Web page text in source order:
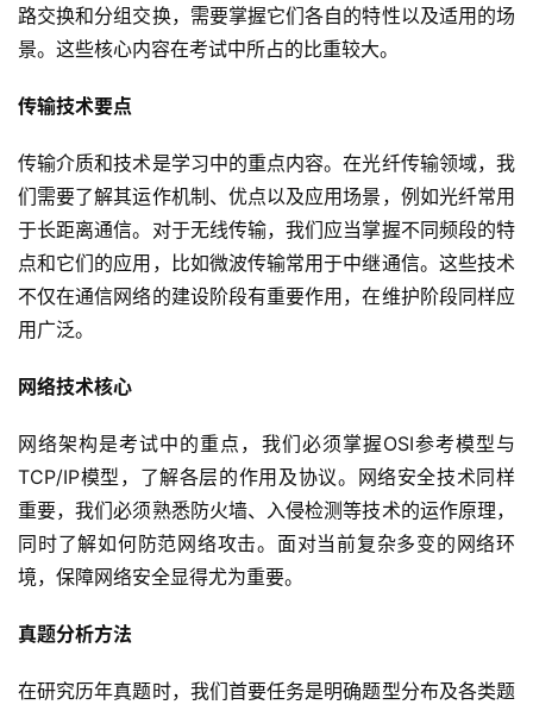
路交换和分组交换，需要掌握它们各自的特性以及适用的场
景。这些核心内容在考试中所占的比重较大。
传输技术要点
传输介质和技术是学习中的重点内容。在光纤传输领域，我
们需要了解其运作机制、优点以及应用场景，例如光纤常用
于长距离通信。对于无线传输，我们应当掌握不同频段的特
点和它们的应用，比如微波传输常用于中继通信。这些技术
不仅在通信网络的建设阶段有重要作用，在维护阶段同样应
用广泛。
网络技术核心
网络架构是考试中的重点，我们必须掌握OSI参考模型与
TCP/IP模型，了解各层的作用及协议。网络安全技术同样
重要，我们必须熟悉防火墙、入侵检测等技术的运作原理，
同时了解如何防范网络攻击。面对当前复杂多变的网络环
境，保障网络安全显得尤为重要。
真题分析方法
在研究历年真题时，我们首要任务是明确题型分布及各类题